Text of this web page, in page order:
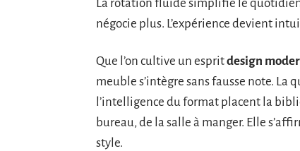
La rotation fluide simplifie le quotidien :
négocie plus. L’expérience devient
Que l’on cultive un espritdesign
meuble s’intègre sans fausse note.
l’intelligence du format placent la
bureau, de la salle à manger. Elle
style.